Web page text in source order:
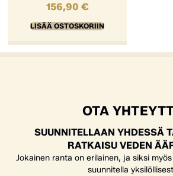
156,90 €
LISÄÄ OSTOSKORIIN
OTA
SUUNNITELLAAN YHDESSÄ
RATKAISU VEDEN
Jokainen ranta on erilainen, ja siksi
suunnitella